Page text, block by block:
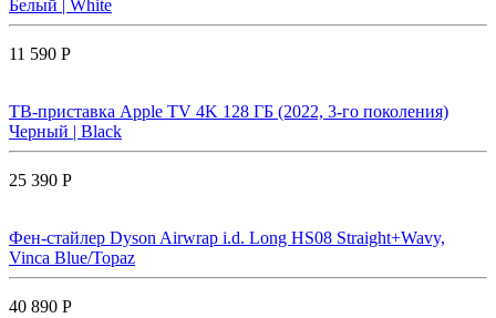
Белый | White
11 590 Р
ТВ-приставка Apple TV 4K 128 ГБ (2022, 3-го поколения)
Черный | Black
25 390 Р
Фен-стайлер Dyson Airwrap i.d. Long HS08 Straight+Wavy,
Vinca Blue/Topaz
40 890 Р